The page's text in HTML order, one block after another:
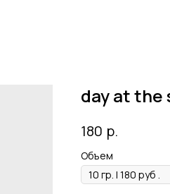
day at the
180 р.
Объем